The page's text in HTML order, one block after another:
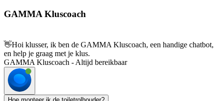
GAMMA Kluscoach
👋Hoi klusser, ik ben de GAMMA Kluscoach, een handige chatbot,
en help je graag met je klus.
GAMMA Kluscoach - Altijd bereikbaar